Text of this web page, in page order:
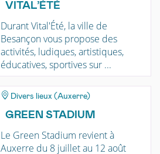
VITAL’ÉTÉ
Durant Vital'Été, la ville de
Besançon vous propose des
activités, ludiques, artistiques,
éducatives, sportives sur ...
Divers lieux (Auxerre)
GREEN STADIUM
Le Green Stadium revient à
Auxerre du 8 juillet au 12 août